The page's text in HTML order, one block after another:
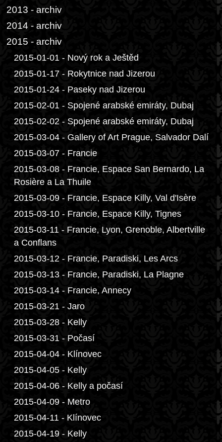
2013 - archiv
2014 - archiv
2015 - archiv
2015-01-01 - Nový rok a Ještěd
2015-01-17 - Rokytnice nad Jizerou
2015-01-24 - Paseky nad Jizerou
2015-02-01 - Spojené arabské emiráty, Dubaj
2015-02-02 - Spojené arabské emiráty, Dubaj
2015-03-04 - Gallery of Art Prague, Salvador Dalí
2015-03-07 - Francie
2015-03-08 - Francie, Espace San Bernardo, La
Rosière a La Thuile
2015-03-09 - Francie, Espace Killy, Val d'Isère
2015-03-10 - Francie, Espace Killy, Tignes
2015-03-11 - Francie, Lyon, Grenoble, Albertville
a Conflans
2015-03-12 - Francie, Paradiski, Les Arcs
2015-03-13 - Francie, Paradiski, La Plagne
2015-03-14 - Francie, Annecy
2015-03-21 - Jaro
2015-03-28 - Kelly
2015-03-31 - Počasí
2015-04-04 - Klínovec
2015-04-05 - Kelly
2015-04-06 - Kelly a počasí
2015-04-09 - Metro
2015-04-11 - Klínovec
2015-04-19 - Kelly